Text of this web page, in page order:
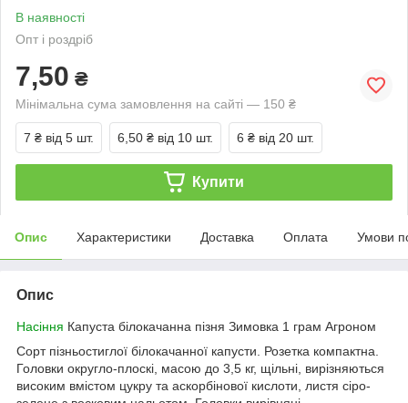
В наявності
Опт і роздріб
7,50 ₴
Мінімальна сума замовлення на сайті — 150 ₴
7 ₴ від 5 шт. 6,50 ₴ від 10 шт. 6 ₴ від 20 шт.
Купити
Опис Характеристики Доставка Оплата Умови
Опис
Насіння Капуста білокачанна пізня Зимовка 1 грам Агроном
Сорт пізньостиглої білокачанної капусти. Розетка компактна.
Головки округло-плоскі, масою до 3,5 кг, щільні, вирізняються
високим вмістом цукру та аскорбінової кислоти, листя сіро-